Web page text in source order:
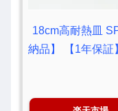
18cm高耐熱皿
納品】 【1年保証